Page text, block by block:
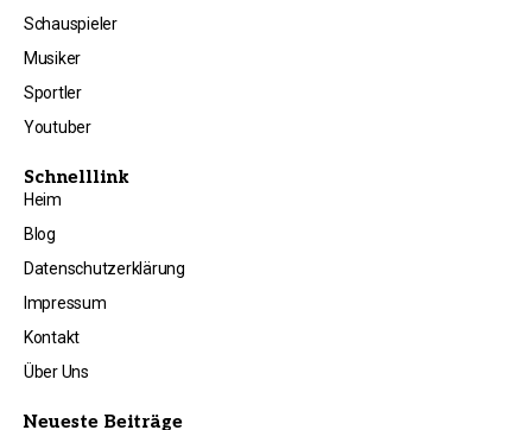
Schauspieler
Musiker
Sportler
Youtuber
Schnelllink
Heim
Blog
Datenschutzerklärung
Impressum
Kontakt
Über Uns
Neueste Beiträge